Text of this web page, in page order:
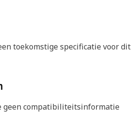
toekomstige specificatie voor dit
geen compatibiliteitsinformatie